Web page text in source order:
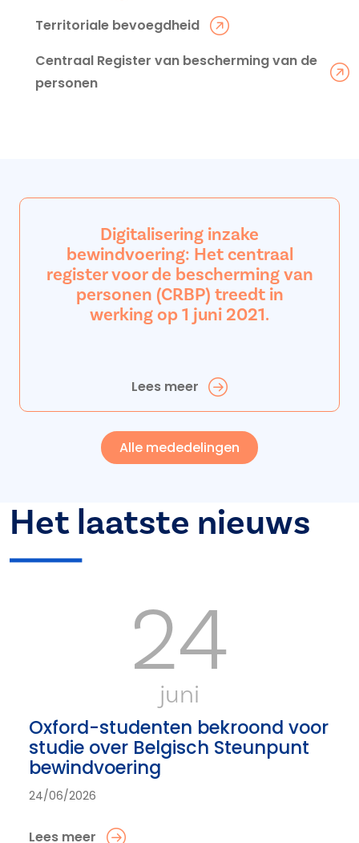
Territoriale bevoegdheid
Centraal Register van bescherming van de
personen
Digitalisering inzake
bewindvoering: Het centraal
register voor de bescherming van
personen (CRBP) treedt in
werking op 1 juni 2021.
Lees meer
Alle mededelingen
Het laatste nieuws
24
juni
Oxford-studenten bekroond voor
studie over Belgisch Steunpunt
bewindvoering
24/06/2026
Lees meer